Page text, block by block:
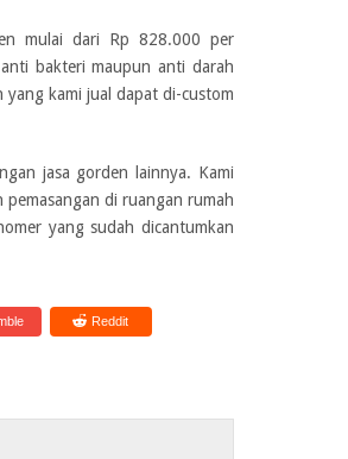
mulai dari Rp 828.000 per
bakteri maupun anti darah
kami jual dapat di-custom
jasa gorden lainnya. Kami
di ruangan rumah
yang sudah dicantumkan
Reddit